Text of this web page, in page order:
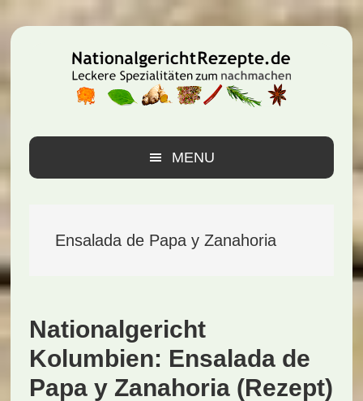
Hauptnavigation
Inhalt
Seitenspalte
MENU
Ensalada de Papa y Zanahoria
Nationalgericht
Kolumbien: Ensalada de
Papa y Zanahoria (Rezept)